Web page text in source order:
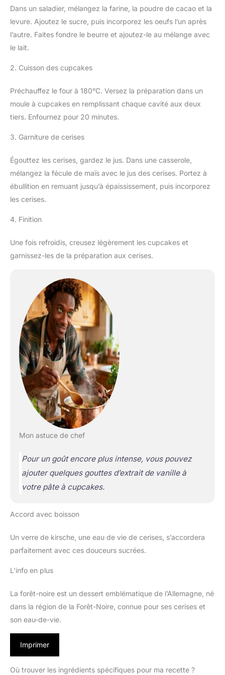
Dans un saladier, mélangez la farine, la poudre de cacao et la
levure. Ajoutez le sucre, puis incorporez les oeufs l’un après
l’autre. Faites fondre le beurre et ajoutez-le au mélange avec
le lait.
2. Cuisson des cupcakes
Préchauffez le four à 180°C. Versez la préparation dans un
moule à cupcakes en remplissant chaque cavité aux deux
tiers. Enfournez pour 20 minutes.
3. Garniture de cerises
Égouttez les cerises, gardez le jus. Dans une casserole,
mélangez la fécule de maïs avec le jus des cerises. Portez à
ébullition en remuant jusqu’à épaississement, puis incorporez
les cerises.
4. Finition
Une fois refroidis, creusez légèrement les cupcakes et
garnissez-les de la préparation aux cerises.
Mon astuce de chef
Pour un goût encore plus intense, vous pouvez
ajouter quelques gouttes d’extrait de vanille à
votre pâte à cupcakes.
Accord avec boisson
Un verre de kirsche, une eau de vie de cerises, s’accordera
parfaitement avec ces douceurs sucrées.
L’info en plus
La forêt-noire est un dessert emblématique de l’Allemagne, né
dans la région de la Forêt-Noire, connue pour ses cerises et
son eau-de-vie.
Imprimer
Où trouver les ingrédients spécifiques pour ma recette ?